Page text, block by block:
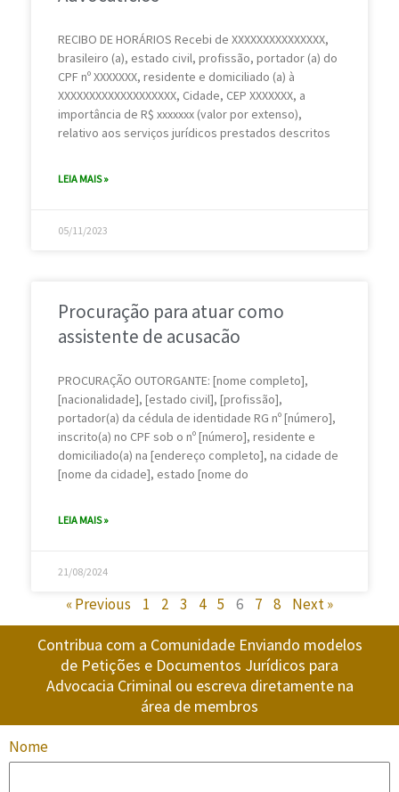
RECIBO DE HORÁRIOS Recebi de XXXXXXXXXXXXXXX,
brasileiro (a), estado civil, profissão, portador (a) do
CPF nº XXXXXXX, residente e domiciliado (a) à
XXXXXXXXXXXXXXXXXXX, Cidade, CEP XXXXXXX, a
importância de R$ xxxxxxx (valor por extenso),
relativo aos serviços jurídicos prestados descritos
LEIA MAIS »
05/11/2023
Procuração para atuar como
assistente de acusacão
PROCURAÇÃO OUTORGANTE: [nome completo],
[nacionalidade], [estado civil], [profissão],
portador(a) da cédula de identidade RG nº [número],
inscrito(a) no CPF sob o nº [número], residente e
domiciliado(a) na [endereço completo], na cidade de
[nome da cidade], estado [nome do
LEIA MAIS »
21/08/2024
« Previous 1 2 3 4 5 6 7 8 Next »
Contribua com a Comunidade Enviando modelos
de Petições e Documentos Jurídicos para
Advocacia Criminal ou escreva diretamente na
área de membros
Nome